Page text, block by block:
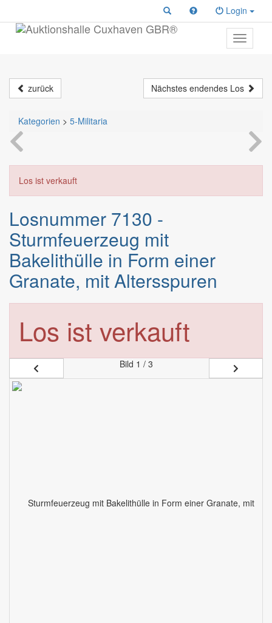
Login
Toggle
primary
zurück Nächstes endendes Los
Kategorien > 5-Militaria
Los ist verkauft
Losnummer 7130 -
Sturmfeuerzeug mit
Bakelithülle in Form einer
Granate, mit Altersspuren
Los ist verkauft
Bild 1 / 3